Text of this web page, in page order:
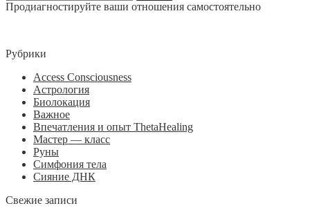
Продиагностируйте ваши отношения самостоятельно
Рубрики
Access Consciousness
Астрология
Биолокация
Важное
Впечатления и опыт ThetaHealing
Мастер — класс
Руны
Симфония тела
Сияние ДНК
Свежие записи